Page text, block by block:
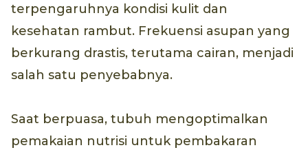
terpengaruhnya kondisi kulit dan
kesehatan rambut. Frekuensi asupan yang
berkurang drastis, terutama cairan, menjadi
salah satu penyebabnya.
Saat berpuasa, tubuh mengoptimalkan
pemakaian nutrisi untuk pembakaran